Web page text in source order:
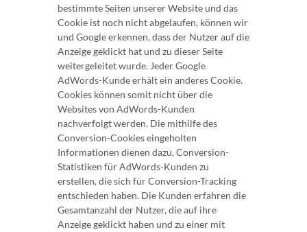
bestimmte Seiten unserer Website und das
Cookie ist noch nicht abgelaufen, können wir
und Google erkennen, dass der Nutzer auf die
Anzeige geklickt hat und zu dieser Seite
weitergeleitet wurde. Jeder Google
AdWords-Kunde erhält ein anderes Cookie.
Cookies können somit nicht über die
Websites von AdWords-Kunden
nachverfolgt werden. Die mithilfe des
Conversion-Cookies eingeholten
Informationen dienen dazu, Conversion-
Statistiken für AdWords-Kunden zu
erstellen, die sich für Conversion-Tracking
entschieden haben. Die Kunden erfahren die
Gesamtanzahl der Nutzer, die auf ihre
Anzeige geklickt haben und zu einer mit